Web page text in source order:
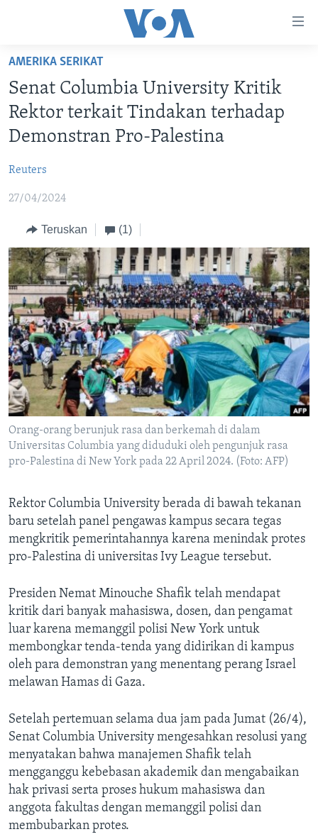
Akses
Lanjut
ke
Konten
Utama
ke
Utama
Lanjut
Pencarian
DUNIA
VIDEO
DAFTAR PROGRAM
IKUTI KAMI
Bahasa-bahasa
AMERIKA SERIKAT
Senat Columbia University Kritik
Rektor terkait Tindakan terhadap
Demonstran Pro-Palestina
Reuters
27/04/2024
Teruskan (1)
Orang-orang berunjuk rasa dan berkemah di dalam
Universitas Columbia yang diduduki oleh pengunjuk rasa
pro-Palestina di New York pada 22 April 2024. (Foto: AFP)
Rektor Columbia University berada di bawah tekanan
baru setelah panel pengawas kampus secara tegas
mengkritik pemerintahannya karena menindak protes
pro-Palestina di universitas Ivy League tersebut.
Presiden Nemat Minouche Shafik telah mendapat
kritik dari banyak mahasiswa, dosen, dan pengamat
luar karena memanggil polisi New York untuk
membongkar tenda-tenda yang didirikan di kampus
oleh para demonstran yang menentang perang Israel
melawan Hamas di Gaza.
Setelah pertemuan selama dua jam pada Jumat (26/4),
Senat Columbia University mengesahkan resolusi yang
menyatakan bahwa manajemen Shafik telah
mengganggu kebebasan akademik dan mengabaikan
hak privasi serta proses hukum mahasiswa dan
anggota fakultas dengan memanggil polisi dan
membubarkan protes.